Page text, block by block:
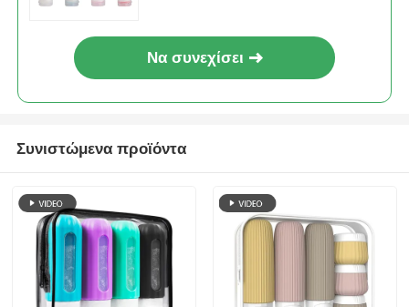
Να συνεχίσει
Συνιστώμενα προϊόντα